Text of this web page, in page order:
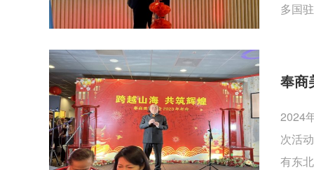
多国
奉商
2024
次活
有东